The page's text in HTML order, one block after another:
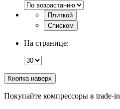
Плиткой
Списком
На странице:
Кнопка наверх
Покупайте компрессоры в trade-in